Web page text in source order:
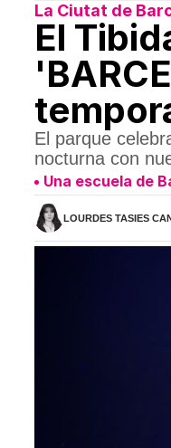
La Ciutat de
El
El parque
nocturna con
Una escuela de
LOURDES TASIES